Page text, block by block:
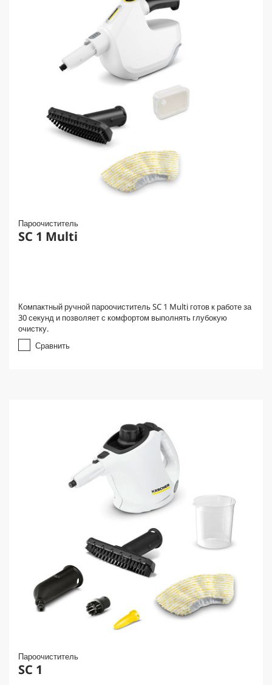
Пароочиститель
SC 1 Multi
Компактный ручной пароочиститель SC 1 Multi готов к работе за
30 секунд и позволяет с комфортом выполнять глубокую
очистку.
Сравнить
Пароочиститель
SC 1